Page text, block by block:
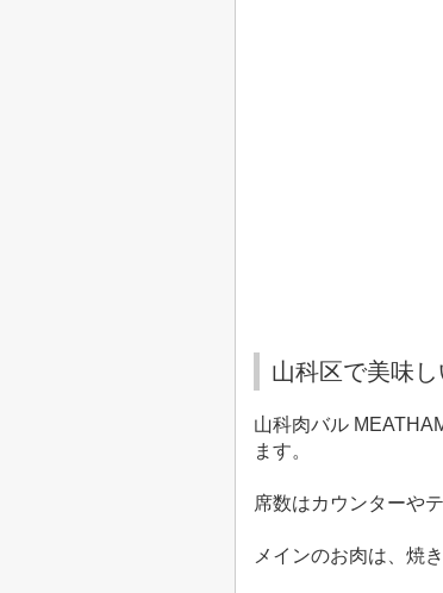
山科区で美味
山科肉バル
ます。
席数はカウンターや
メインのお肉は、焼